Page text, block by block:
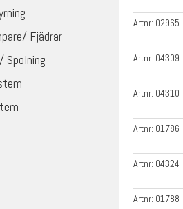
Fjädrar
Spolning
Artnr: 02965
Artnr: 04309
Artnr: 04310
Artnr: 01786
Artnr: 04324
Artnr: 01788